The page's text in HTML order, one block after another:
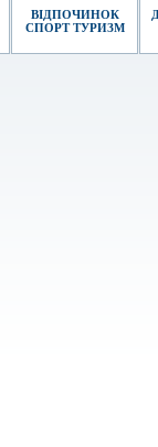
ВІДПОЧИНОК
СПОРТ ТУРИЗМ